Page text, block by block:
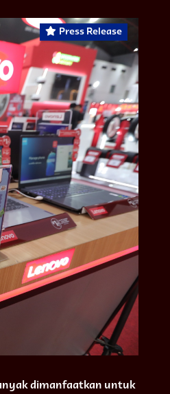
Press Release
dimanfaatkan untuk